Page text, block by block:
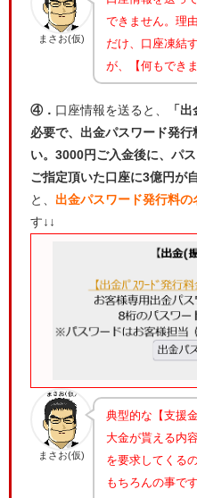
まさお(仮)
できません。理
だけ、口座凍結
が、【何もできま
④． 口座情報を送ると、
「
必要で、出金パスワード発
い。3000円ご入金後に、パ
ご指定頂いた口座に3億円が
と、 出金パスワード発行料
す↓↓
まさお(仮)
典型的な【支援
大金が貰える内
を要求してくるの
もちろんの事で